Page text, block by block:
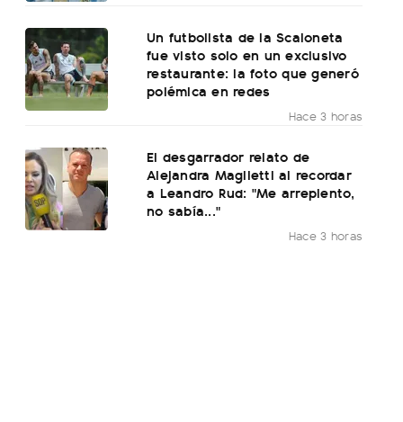
Un futbolista de la Scaloneta
fue visto solo en un exclusivo
restaurante: la foto que generó
polémica en redes
Hace 3 horas
El desgarrador relato de
Alejandra Maglietti al recordar
a Leandro Rud: "Me arrepiento,
no sabía..."
Hace 3 horas